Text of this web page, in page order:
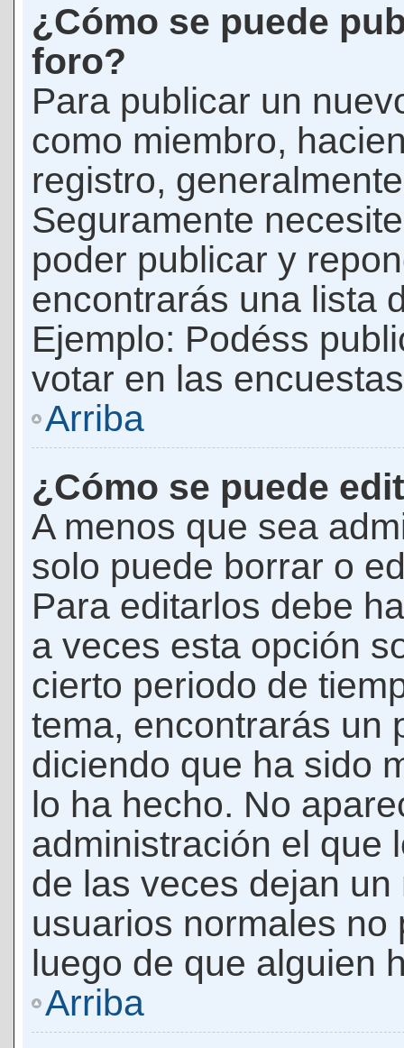
¿Cómo se puede
foro?
Para publicar un
como miembro,
registro,
Seguramente
poder publicar y
encontrarás una lista
Ejemplo: Podéss
votar en las
Arriba
¿Cómo se puede
A menos que sea
solo puede borrar o
Para editarlos debe
a veces esta opción
cierto periodo de
tema, encontrarás un
diciendo que ha sido
lo ha hecho. No
administración el que
de las veces dejan
usuarios normales
luego de que alguien
Arriba